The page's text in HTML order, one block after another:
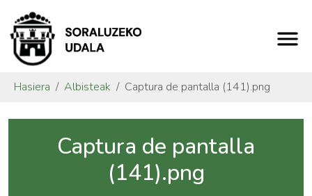
Hasiera Albisteak Captura de pantalla (141).png
Captura de pantalla
(141).png